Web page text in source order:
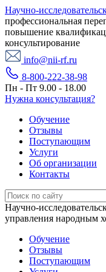
Научно-
профессиональная
повышение
консультирование
info@nii-rf.ru
8-800-222-38-98
Пн - Пт 9.00 - 18.00
Нужна консультация?
Обучение
Отзывы
Поступающим
Услуги
Об организации
Контакты
Научно-
управления народным
Обучение
Отзывы
Поступающим